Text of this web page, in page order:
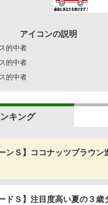
アイコンの説明
的中者
的中者
的中者
キング
ンＳ】ココナッツブラウ
ドＳ】注目度高い夏の３歳